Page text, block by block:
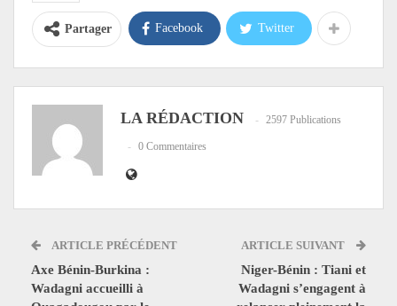
Partager Facebook Twitter
LA RÉDACTION 2597 Publications
0 Commentaires
ARTICLE PRÉCÉDENT
Axe Bénin-Burkina :
Wadagni accueilli à
ARTICLE SUIVANT
Niger-Bénin : Tiani et
Wadagni s’engagent à